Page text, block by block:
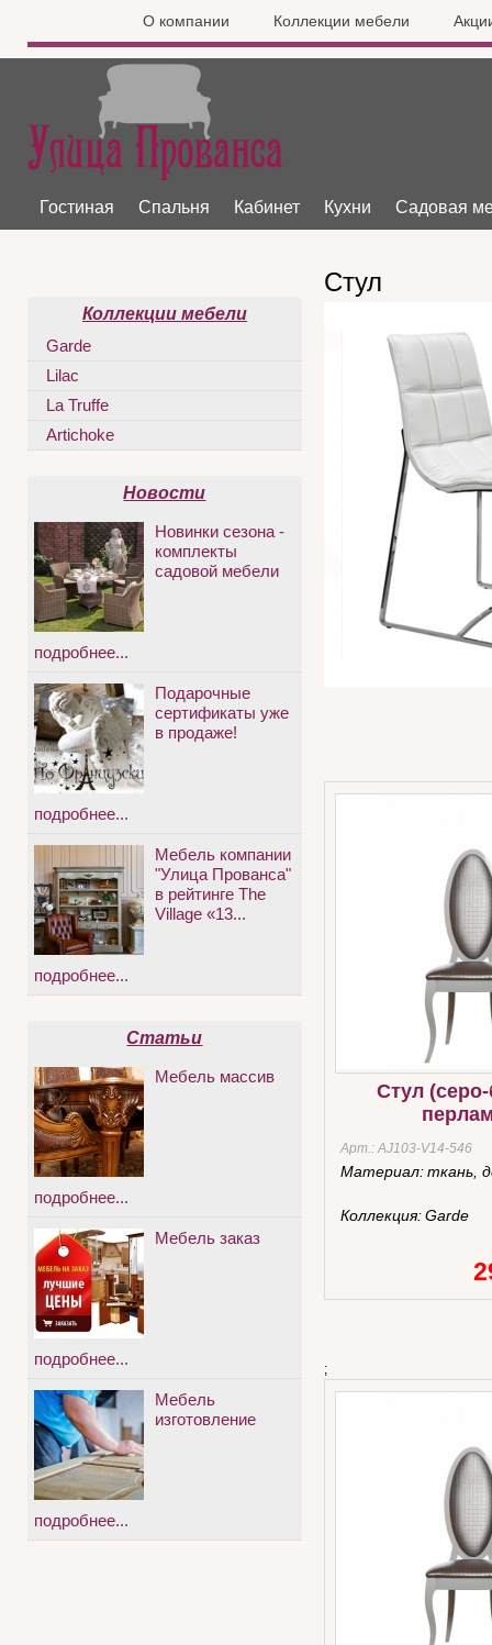
О компании Коллекции мебели
Гостиная Спальня Кабинет Кухни Садовая
Стул
Стул
Арт.: AJ103-V14-546
Материал:ткань,
Коллекция:Garde
;
Коллекции мебели
Garde
Lilac
La Truffe
Artichoke
Новости
Новинки сезона -
комплекты
садовой мебели
подробнее...
Подарочные
сертификаты уже
в продаже!
подробнее...
Мебель компании
"Улица Прованса"
в рейтинге The
Village «13...
подробнее...
Статьи
Мебель массив
подробнее...
Мебель заказ
подробнее...
Мебель
изготовление
подробнее...